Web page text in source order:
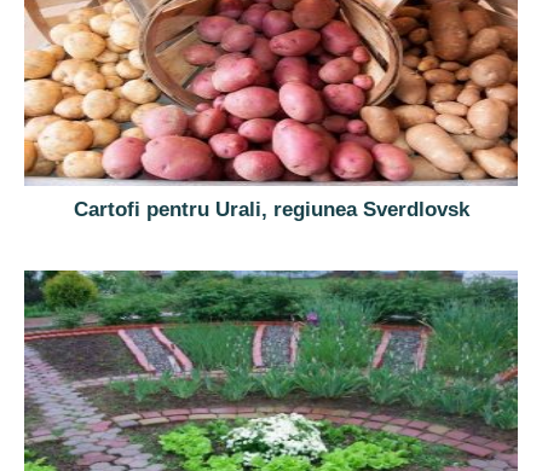
Cartofi pentru Urali, regiunea Sverdlovsk